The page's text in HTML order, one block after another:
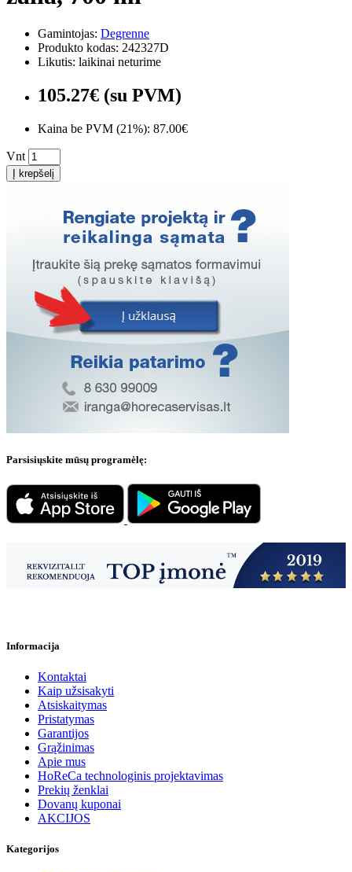
Gamintojas: Degrenne
Produkto kodas: 242327D
Likutis: laikinai neturime
105.27€ (su PVM)
Kaina be PVM (21%): 87.00€
Vnt
Į krepšelį
Parsisiųskite mūsų programėlę:
Informacija
Kontaktai
Kaip užsisakyti
Atsiskaitymas
Pristatymas
Garantijos
Grąžinimas
Apie mus
HoReCa technologinis projektavimas
Prekių ženklai
Dovanų kuponai
AKCIJOS
Kategorijos